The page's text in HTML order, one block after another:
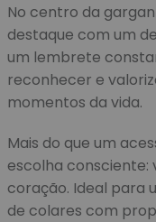
No centro da
destaque com um
um lembrete
reconhecer e
momentos da vida.
Mais do que um
escolha consciente:
coração. Ideal para
de colares com